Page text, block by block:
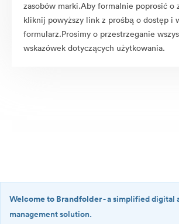
zasobów marki.Aby formalnie poprosić o
kliknij powyższy link z prośbą o dostęp i
formularz.Prosimy o przestrzeganie
wskazówek dotyczących użytkowania.
Welcome to Brandfolder- a simplified digital
management solution.